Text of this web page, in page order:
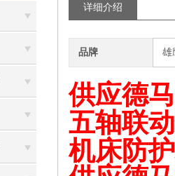
详细介绍
品牌 雄
供应德
五轴联
机床防